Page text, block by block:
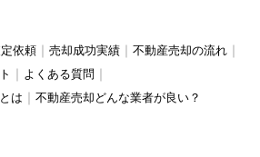
依頼 売却成功実績
不動産売却の流れ
よくある質問
は
不動産売却どんな業者が良い？